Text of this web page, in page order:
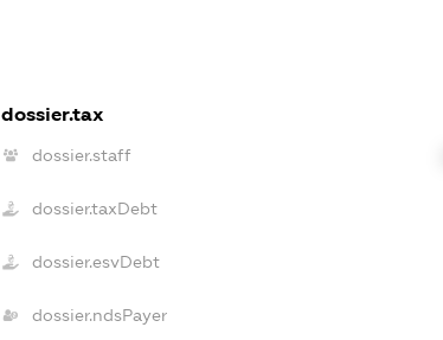
dossier.tax
dossier.staff
dossier.taxDebt
dossier.esvDebt
dossier.ndsPayer